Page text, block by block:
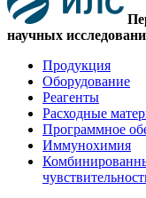
научных
Продукция
Оборудование
Реагенты
Расходные
Программное
Иммунохимия